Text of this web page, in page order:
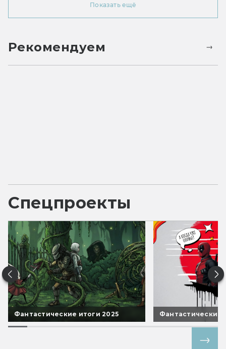
Показать ещё
Рекомендуем
Спецпроекты
Фантастические итоги 2025 Фантастические